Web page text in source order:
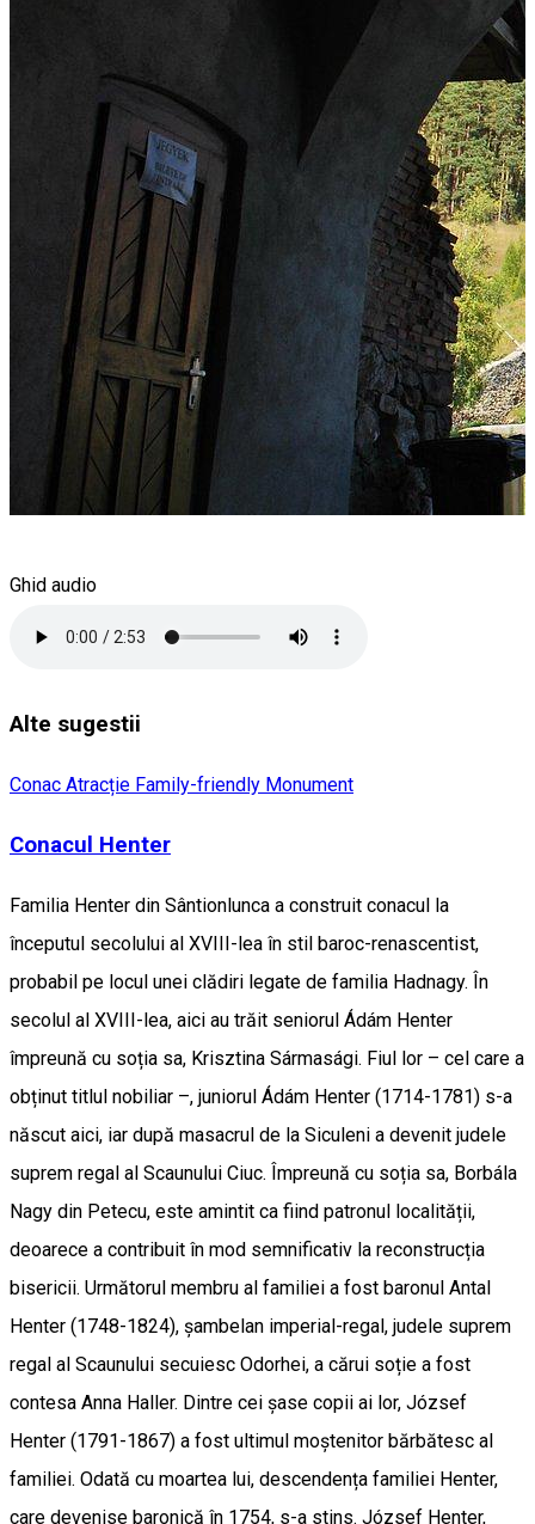
Ghid audio
Alte sugestii
Conac Atracție Family-friendly Monument
Conacul Henter
Familia Henter din Sântionlunca a construit conacul la
începutul secolului al XVIII-lea în stil baroc-renascentist,
probabil pe locul unei clădiri legate de familia Hadnagy. În
secolul al XVIII-lea, aici au trăit seniorul Ádám Henter
împreună cu soția sa, Krisztina Sármasági. Fiul lor – cel care a
obținut titlul nobiliar –, juniorul Ádám Henter (1714-1781) s-a
născut aici, iar după masacrul de la Siculeni a devenit judele
suprem regal al Scaunului Ciuc. Împreună cu soția sa, Borbála
Nagy din Petecu, este amintit ca fiind patronul localității,
deoarece a contribuit în mod semnificativ la reconstrucția
bisericii. Următorul membru al familiei a fost baronul Antal
Henter (1748-1824), șambelan imperial-regal, judele suprem
regal al Scaunului secuiesc Odorhei, a cărui soție a fost
contesa Anna Haller. Dintre cei șase copii ai lor, József
Henter (1791-1867) a fost ultimul moștenitor bărbătesc al
familiei. Odată cu moartea lui, descendența familiei Henter,
care devenise baronică în 1754, s-a stins. József Henter,